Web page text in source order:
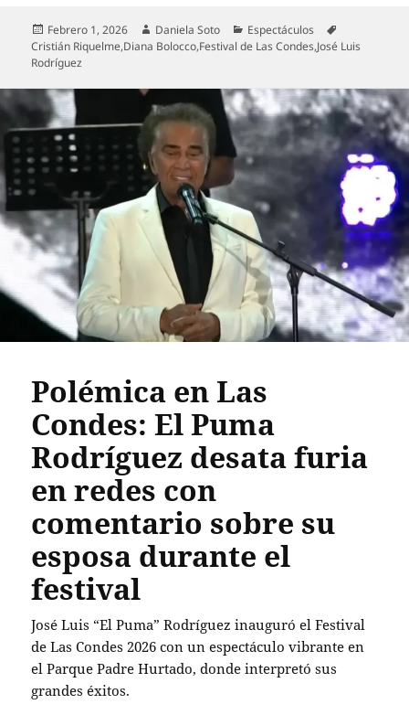
Publicado
el
Febrero 1, 2026 Autor
Daniela Soto Categorías
Espectáculos
Cristián Riquelme,Diana Bolocco,Festival de Las Condes,José Luis
Rodríguez
Polémica en Las
Condes: El Puma
Rodríguez desata furia
en redes con
comentario sobre su
esposa durante el
festival
José Luis “El Puma” Rodríguez inauguró el Festival
de Las Condes 2026 con un espectáculo vibrante en
el Parque Padre Hurtado, donde interpretó sus
grandes éxitos.